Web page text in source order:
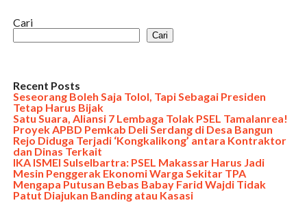
Cari
Cari
Recent Posts
Seseorang Boleh Saja Tolol, Tapi Sebagai Presiden
Tetap Harus Bijak
Satu Suara, Aliansi 7 Lembaga Tolak PSEL Tamalanrea!
Proyek APBD Pemkab Deli Serdang di Desa Bangun
Rejo Diduga Terjadi ‘Kongkalikong’ antara Kontraktor
dan Dinas Terkait
IKA ISMEI Sulselbartra: PSEL Makassar Harus Jadi
Mesin Penggerak Ekonomi Warga Sekitar TPA
Mengapa Putusan Bebas Babay Farid Wajdi Tidak
Patut Diajukan Banding atau Kasasi